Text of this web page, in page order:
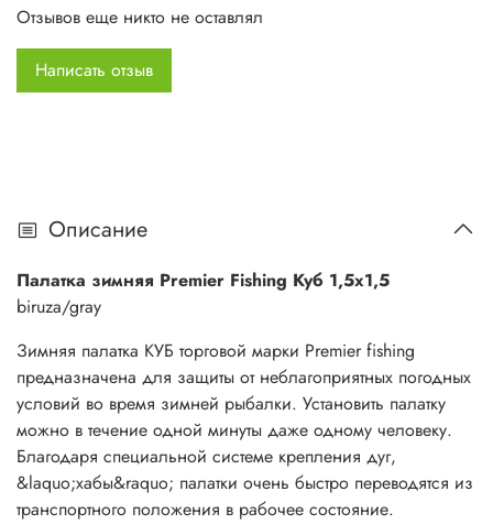
кубическую форму с выпуклыми наружу стенками, что
способствует увеличению внутреннего объема,
обеспечивает устойчивость палатки при порывистом ветре.
В ней свободно помещаются два рыболова со снастями.
Палатка выполнена из ткани Oxford 240D
непродуваемость и водонепроницаемость конструкции.
Для хорошего освещения внутреннего пространства
имеется два окна из прозрачного морозоустойчивого
материала и отстёгивающиеся шторки из ткани тента.
Для создания комфортного микроклимата внутри
закрытой палатки имеются 2 вентиляционных клапана в
виде рукава с утяжкой, один приточный, второй вытяжной.
На стенках есть два кармана под рыболовные мелочи.
Отзывов еще никто не оставлял
Написать отзыв
Описание
Палатка зимняя Premier Fishing Куб 1,5х1,5
biruza/gray
Зимняя палатка КУБ торговой марки Premier fishing
предназначена для защиты от неблагоприятных погодных
условий во время зимней рыбалки. Установить палатку
можно в течение одной минуты даже одному человеку.
Благодаря специальной системе крепления дуг,
&laquo;хабы&raquo; палатки очень быстро переводятся из
транспортного положения в рабочее состояние.